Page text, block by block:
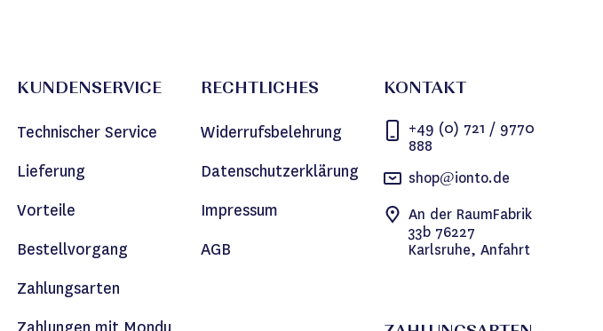
KUNDENSERVICE
Technischer Service
Lieferung
Vorteile
Bestellvorgang
Zahlungsarten
RECHTLICHES
Widerrufsbelehrung
Datenschutzerklärung
Impressum
AGB
KONTAKT
+49 (0) 721 / 9770
888
shop@ionto.de
An der RaumFabrik
33b 76227
Karlsruhe, Anfahrt